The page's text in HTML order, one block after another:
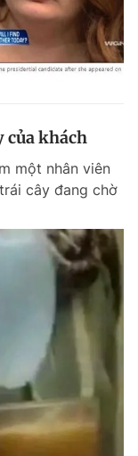
của khách
một nhân viên
cây đang chờ